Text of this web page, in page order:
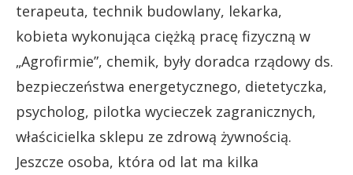
terapeuta, technik budowlany, lekarka,
kobieta wykonująca ciężką pracę fizyczną w
„Agrofirmie”, chemik, były doradca rządowy ds.
bezpieczeństwa energetycznego, dietetyczka,
psycholog, pilotka wycieczek zagranicznych,
właścicielka sklepu ze zdrową żywnością.
Jeszcze osoba, która od lat ma kilka